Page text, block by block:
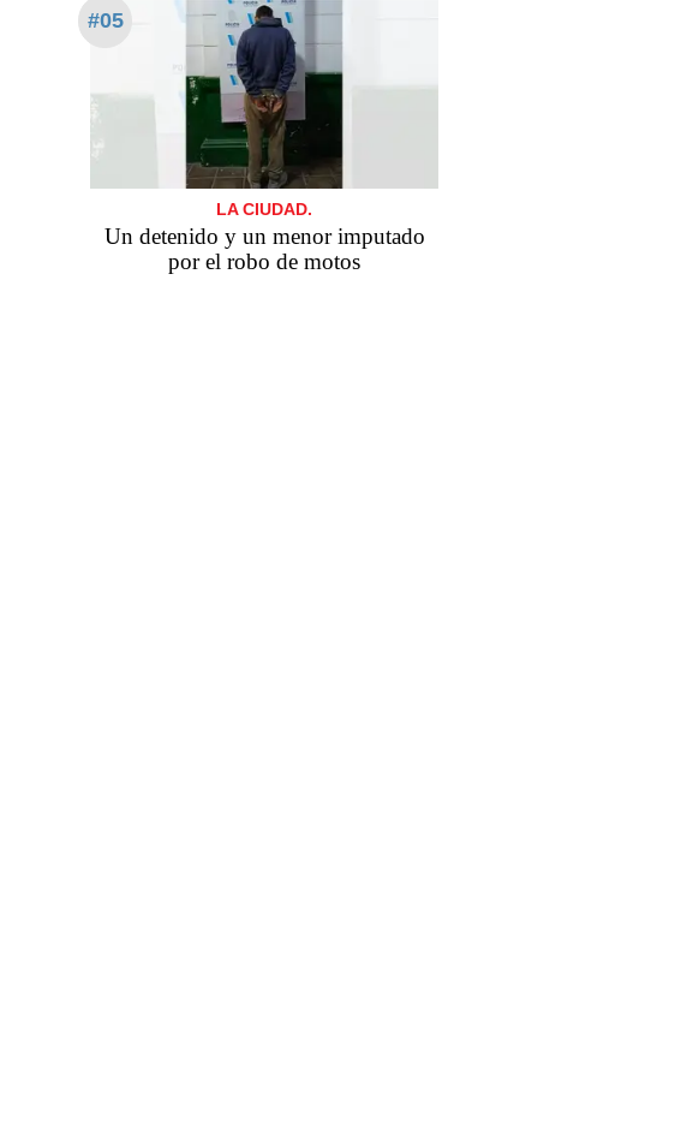
#05
LA CIUDAD.
Un detenido y un menor imputado
por el robo de motos